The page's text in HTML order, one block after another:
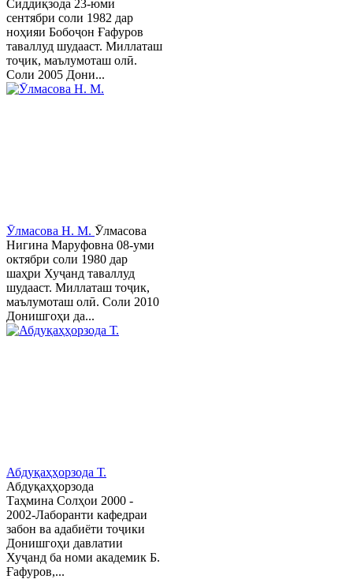
Сиддиқзода 23-юми
сентябри соли 1982 дар
ноҳияи Бобоҷон Ғафуров
таваллуд шудааст. Миллаташ
тоҷик, маълумоташ олӣ.
Соли 2005 Дони...
Ӯлмасова Н. М. Ӯлмасова
Нигина Маруфовна 08-уми
октябри соли 1980 дар
шаҳри Хуҷанд таваллуд
шудааст. Миллаташ тоҷик,
маълумоташ олӣ. Соли 2010
Донишгоҳи да...
Абдуқаҳҳорзода Т.
Абдуқаҳҳорзода
Таҳмина Солҳои 2000 -
2002-Лаборанти кафедраи
забон ва адабиёти тоҷики
Донишгоҳи давлатии
Хуҷанд ба номи академик Б.
Ғафуров,...